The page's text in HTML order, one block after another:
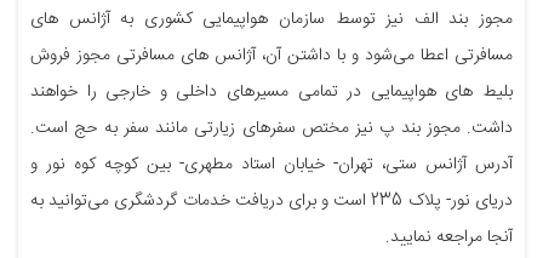
مجوز بند الف نیز توسط سازمان هواپیمایی کشوری به آژانس های
مسافرتی اعطا می‌شود و با داشتن آن، آژانس های مسافرتی مجوز فروش
بلیط های هواپیمایی در تمامی مسیرهای داخلی و خارجی را خواهند
داشت. مجوز بند پ نیز مختص سفرهای زیارتی مانند سفر به حج است.
آدرس آژانس ستی، تهران- خیابان استاد مطهری- بین کوچه کوه نور و
دریای نور- پلاک 235 است و برای دریافت خدمات گردشگری می‌توانید به
آنجا مراجعه نمایید.